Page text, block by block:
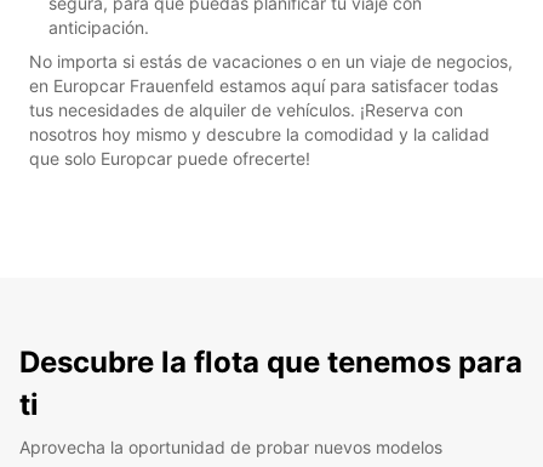
anticipación.
No importa si estás de vacaciones o en un viaje de negocios,
en Europcar Frauenfeld estamos aquí para satisfacer todas
tus necesidades de alquiler de vehículos. ¡Reserva con
nosotros hoy mismo y descubre la comodidad y la calidad
que solo Europcar puede ofrecerte!
Descubre la flota que tenemos para
ti
Aprovecha la oportunidad de probar nuevos modelos